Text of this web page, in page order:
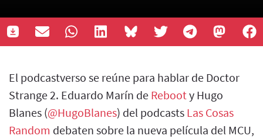
El podcastverso se reúne para hablar de Doctor
Strange 2. Eduardo Marín de Rebooty Hugo
Blanes (@HugoBlanes) del podcasts Las Cosas
Random debaten sobre la nueva película del MCU,